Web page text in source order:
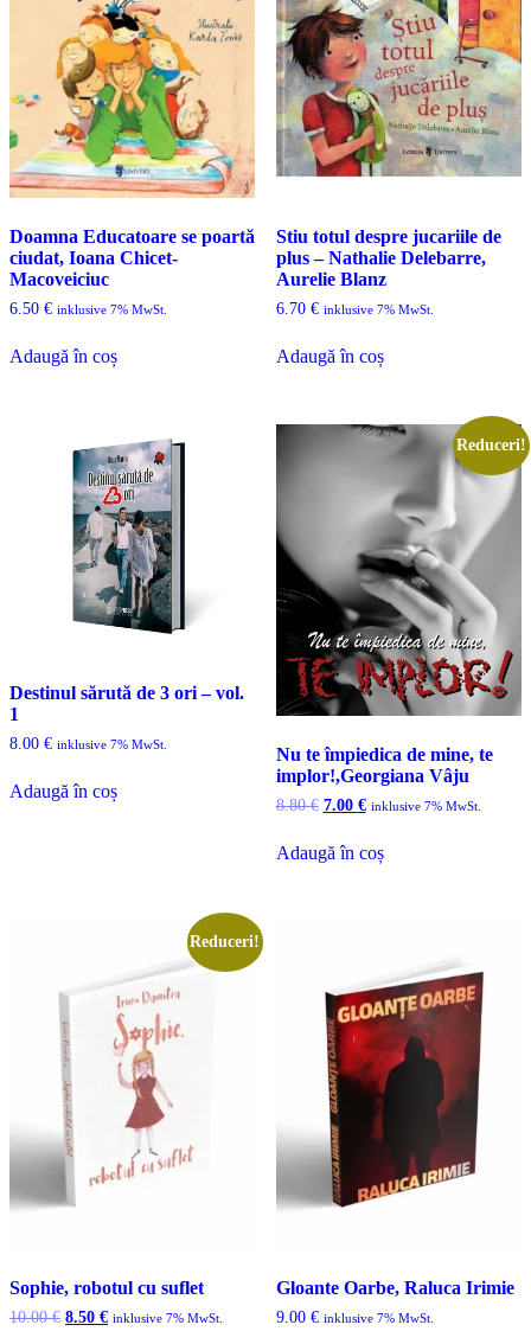
Doamna Educatoare se poartă
ciudat, Ioana Chicet-
Macoveiciuc
6.50 € inklusive 7% MwSt.
Adaugă în coș
Stiu totul despre jucariile de
plus – Nathalie Delebarre,
Aurelie Blanz
6.70 € inklusive 7% MwSt.
Adaugă în coș
Destinul sărută de 3 ori – vol.
1
8.00 € inklusive 7% MwSt.
Adaugă în coș
Reduceri!
Nu te împiedica de mine, te
implor!,Georgiana Vâju
8.80€ Prețul
a
fost:
7.00 €Prețul
7.00 €.
inklusive 7% MwSt.
Adaugă în coș
Reduceri!
Sophie, robotul cu suflet
10.00€ Prețul
8.50 €Prețul
inklusive 7% MwSt.
Gloante Oarbe, Raluca Irimie
9.00 € inklusive 7% MwSt.